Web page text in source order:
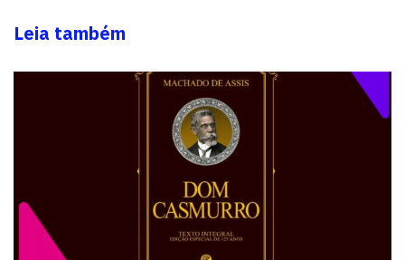
Leia também